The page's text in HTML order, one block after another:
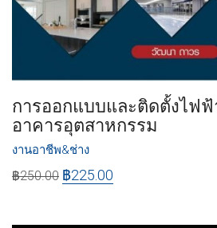
การออกแบบและติดตั้งไฟ
อาคารอุตสาหกรรม
งานอาชีพ&ช่าง
฿250.00 ฿225.00